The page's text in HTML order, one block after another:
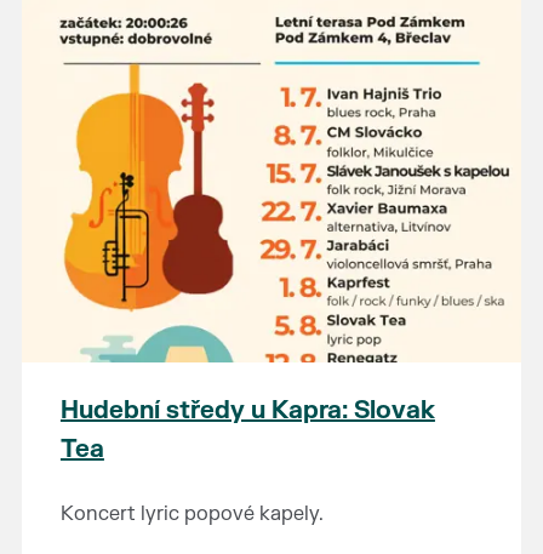
Hudební středy u Kapra: Slovak
Tea
Koncert lyric popové kapely.